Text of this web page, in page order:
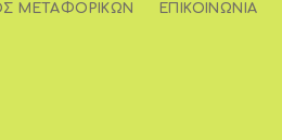
ΜΕΤΑΦΟΡΙΚΏΝ ΕΠΙΚΟΙΝΩΝΊΑ